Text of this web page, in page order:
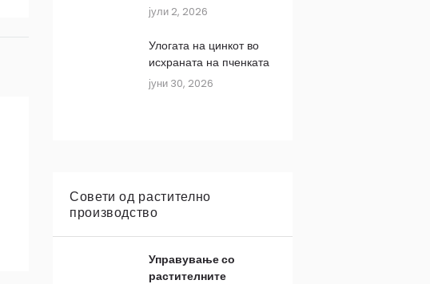
јули 2, 2026
Улогата на цинкот во
исхраната на пченката
јуни 30, 2026
Совети од растително
производство
Управување со
растителните